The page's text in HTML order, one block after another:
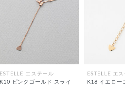
ESTELLE エステール
K10 ピンクゴールド スライ
ESTELLE エ
K18 イエロー